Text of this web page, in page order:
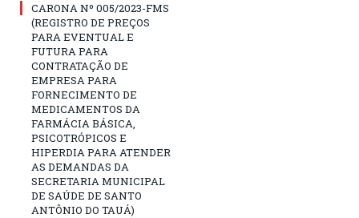
CARONA Nº 005/2023-FMS
(REGISTRO DE PREÇOS
PARA EVENTUAL E
FUTURA PARA
CONTRATAÇÃO DE
EMPRESA PARA
FORNECIMENTO DE
MEDICAMENTOS DA
FARMÁCIA BÁSICA,
PSICOTRÓPICOS E
HIPERDIA PARA ATENDER
AS DEMANDAS DA
SECRETARIA MUNICIPAL
DE SAÚDE DE SANTO
ANTÔNIO DO TAUÁ)